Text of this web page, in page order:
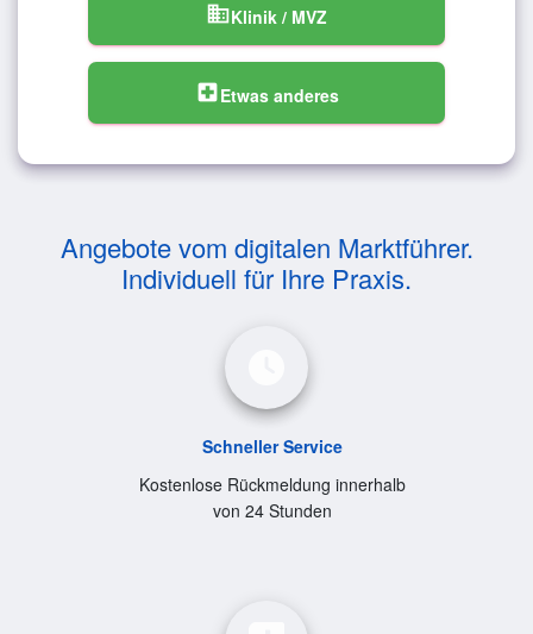
domainKlinik / MVZ
local_hospitalEtwas anderes
Angebote vom digitalen Marktführer.
Individuell für Ihre Praxis.
Schneller Service
Kostenlose Rückmeldung innerhalb
von 24 Stunden